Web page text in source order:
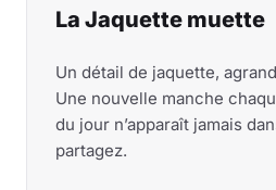
La Jaquette muette
Un détail de jaquette,
Une nouvelle manche
du jour n’apparaît jamais
partagez.